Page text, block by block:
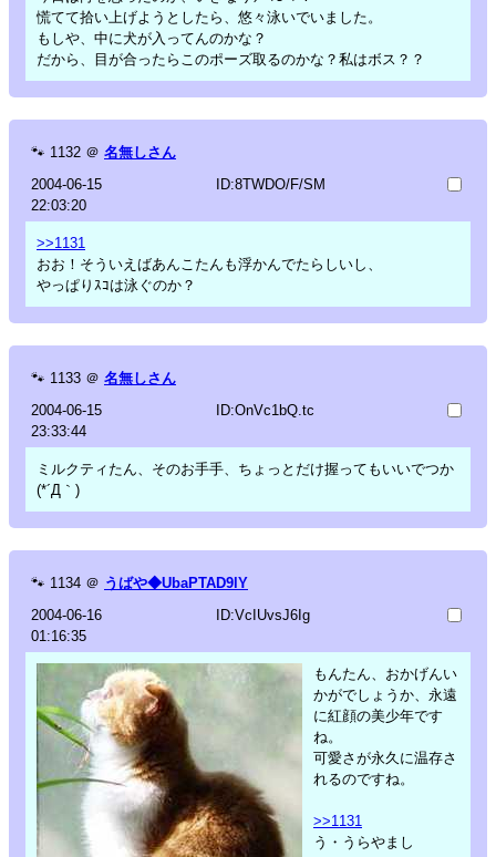
慌てて拾い上げようとしたら、悠々泳いでいました。
もしや、中に犬が入ってんのかな？
だから、目が合ったらこのポーズ取るのかな？私はボス？？
🐾 1132 ＠ 名無しさん
2004-06-15
22:03:20
ID:8TWDO/F/SM
>>1131
おお！そういえばあんこたんも浮かんでたらしいし、
やっぱりｽｺは泳ぐのか？
🐾 1133 ＠ 名無しさん
2004-06-15
23:33:44
ID:OnVc1bQ.tc
ミルクティたん、そのお手手、ちょっとだけ握ってもいいでつか
(*´Д｀)
🐾 1134 ＠ うばや◆UbaPTAD9lY
2004-06-16
01:16:35
ID:VcIUvsJ6Ig
もんたん、おかげんい
かがでしょうか、永遠
に紅顔の美少年です
ね。
可愛さが永久に温存さ
れるのですね。
>>1131
う・うらやまし